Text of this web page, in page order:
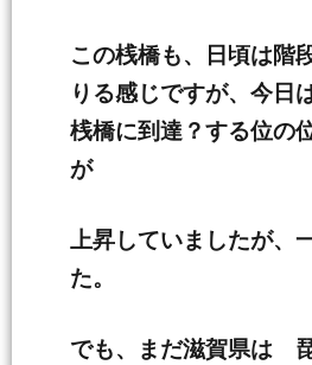
この桟橋も、日頃は階
りる感じですが、今
桟橋に到達？する位
が
上昇していましたが、
た。
でも、まだ滋賀県は